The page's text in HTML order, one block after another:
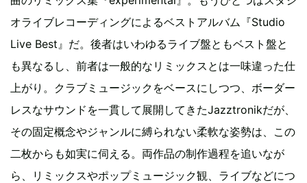
オライブレコーディングによるベストアルバム『Studio
Live Best』だ。後者はいわゆるライブ盤ともベスト盤と
も異なるし、前者は一般的なリミックスとは一味違った仕
上がり。クラブミュージックをベースにしつつ、ボーダー
レスなサウンドを一貫して展開してきたJazztronikだが、
その固定概念やジャンルに縛られない柔軟な姿勢は、この
二枚からも如実に伺える。両作品の制作過程を追いなが
ら、リミックスやポップミュージック観、ライブなどにつ